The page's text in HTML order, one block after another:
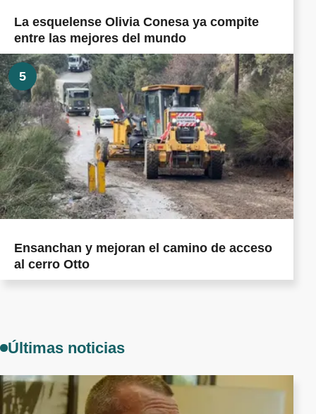
La esquelense Olivia Conesa ya compite
entre las mejores del mundo
5
Ensanchan y mejoran el camino de acceso
al cerro Otto
Últimas noticias